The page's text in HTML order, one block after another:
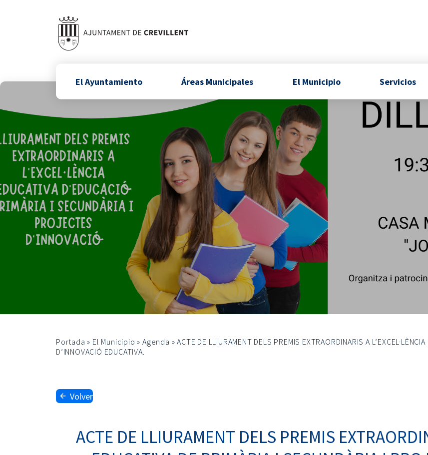
El Ayuntamiento Áreas Municipales El Municipio Servicios
Portada » El Municipio »Agenda »ACTE DE LLIURAMENT DELS PREMIS EXTRAORDINARIS A
D’INNOVACIÓ EDUCATIVA.
Volver
ACTE DE LLIURAMENT DELS PREMIS